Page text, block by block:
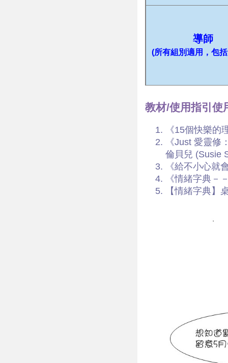
導師
(所有組別適用，包
教材/使用指引使
《15個快樂
《Just 愛靈
倫貝兒 (Susie
《給不小心就
《情緒字典－
【情緒字典】